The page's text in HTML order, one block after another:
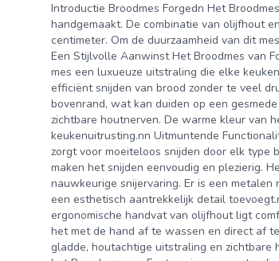
Introductie Broodmes Forgedn Het
handgemaakt. De combinatie van olijfhout
centimeter. Om de duurzaamheid van dit
Een Stijlvolle Aanwinst Het Broodmes van
mes een luxueuze uitstraling die elke
efficiënt snijden van brood zonder te veel
bovenrand, wat kan duiden op een
zichtbare houtnerven. De warme kleur van
keukenuitrusting.nn Uitmuntende
zorgt voor moeiteloos snijden door elk type
maken het snijden eenvoudig en plezierig.
nauwkeurige snijervaring. Er is een
een esthetisch aantrekkelijk detail
ergonomische handvat van olijfhout ligt
het met de hand af te wassen en direct af
gladde, houtachtige uitstraling en zichtbare